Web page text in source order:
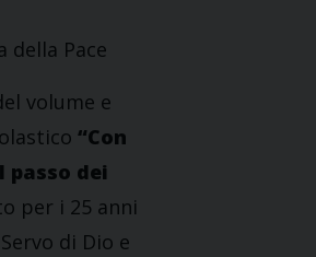
della Pace
volume e
“Con
passo dei
per i 25 anni
di Dio e